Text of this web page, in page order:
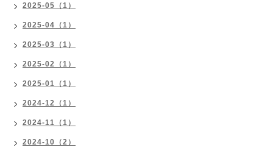
2025-05（1）
2025-04（1）
2025-03（1）
2025-02（1）
2025-01（1）
2024-12（1）
2024-11（1）
2024-10（2）